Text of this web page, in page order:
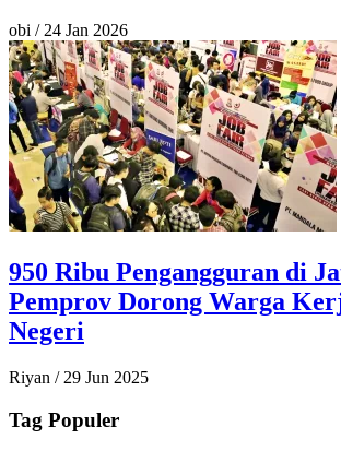
obi / 24 Jan 2026
950 Ribu Pengangguran di
Pemprov Dorong Warga
Negeri
Riyan / 29 Jun 2025
Tag Populer